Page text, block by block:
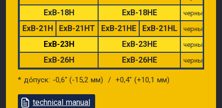
ExB-18H ExB-18HE черный Ni /
ExB-21H ExB-21HT ExB-21HE ExB-21HL черный Ni /
ExB-23H ExB-23HE черный Ni /
ExB-26H ExB-26HE черный Ni /
* до́пуск: -0,6″ (-15,2 мм) / +0,4″ (+10,1 мм)
technical manual